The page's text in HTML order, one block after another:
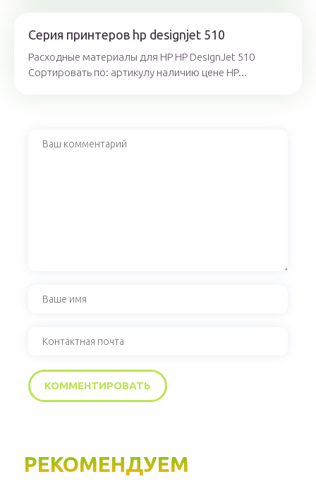
Серия принтеров hp designjet 510
Расходные материалы для HP HP DesignJet 510
Сортировать по: артикулу наличию цене HP...
РЕКОМЕНДУЕМ